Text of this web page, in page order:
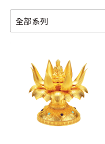
旗下品牌
全部系列